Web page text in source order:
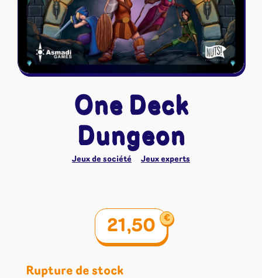
Naruto Mythos
Autres
Tapis de jeu
One Deck
Dungeon
Jeux de société Jeux experts
21,50 €
Rupture de stock